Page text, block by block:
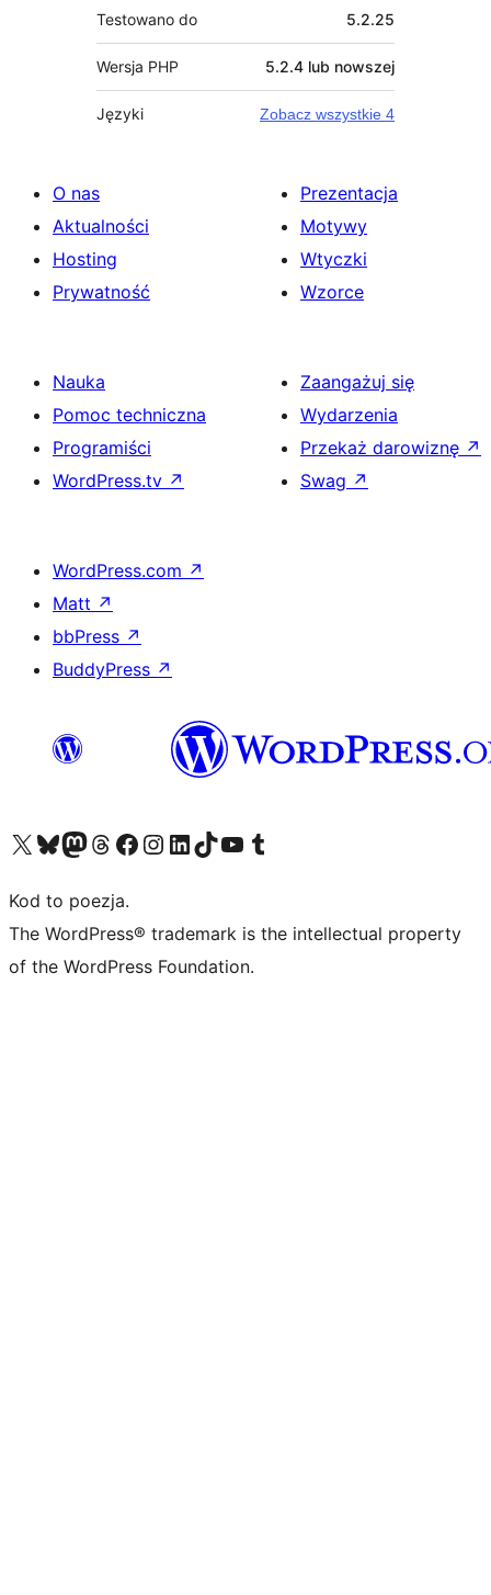
Testowano do 5.2.25
Wersja PHP 5.2.4 lub nowszej
Języki Zobacz wszystkie 4
O nas
Aktualności
Hosting
Prywatność
Prezentacja
Motywy
Wtyczki
Wzorce
Nauka
Pomoc techniczna
Programiści
WordPress.tv ↗
Zaangażuj się
Wydarzenia
Przekaż darowiznę ↗
Swag ↗
WordPress.com ↗
Matt ↗
bbPress ↗
BuddyPress ↗
Odwiedź nasze konto X (dawniej Twitter)
Odwiedź nasze konto Bluesky
Odwiedź nasze konto na Mastodoncie
Odwiedź naszego Threadsa
Odwiedź naszego Facebooka
Odwiedź nasze konto na Instagramie
Odwiedź nasze konto na LinkedIn
Odwiedź naszego TikToka
Odwiedź nasz kanał YouTube
Odwiedź naszego Tumblra
Kod to poezja.
The WordPress® trademark is the intellectual property
of the WordPress Foundation.